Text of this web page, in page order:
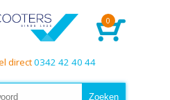
0
direct0342 42 40 44